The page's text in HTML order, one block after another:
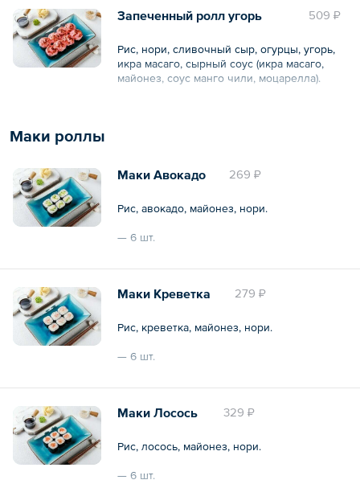
Общий вес – 280 г 509 ₽
Запеченный ролл угорь
Рис, нори, сливочный сыр, огурцы, угорь,
икра масаго, сырный соус (икра масаго,
майонез, соус манго чили, моцарелла).
Маки роллы
269 ₽
Маки Авокадо
Рис, авокадо, майонез, нори.
— 6 шт.
Общий вес – 150 г
279 ₽
Маки Креветка
Рис, креветка, майонез, нори.
— 6 шт.
Общий вес – 150 г
329 ₽
Маки Лосось
Рис, лосось, майонез, нори.
— 6 шт.